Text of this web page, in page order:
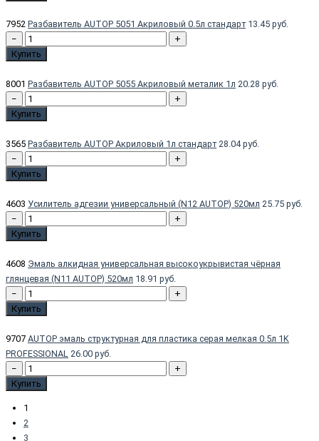
7952 Разбавитель AUTOP 5051 Акриловый 0.5л стандарт 13.45 руб.
−
+
Купить
8001 Разбавитель AUTOP 5055 Акриловый металик 1л 20.28 руб.
−
+
Купить
3565 Разбавитель AUTOP Акриловый 1л стандарт 28.04 руб.
−
+
Купить
4603 Усилитель адгезии универсальный (N12 AUTOP) 520мл 25.75 руб.
−
+
Купить
4608 Эмаль алкидная универсальная высокоукрывистая чёрная
глянцевая (N11 AUTOP) 520мл 18.91 руб.
−
+
Купить
9707 AUTOP эмаль структурная для пластика серая мелкая 0.5л 1K
PROFESSIONAL 26.00 руб.
−
+
Купить
1
2
3